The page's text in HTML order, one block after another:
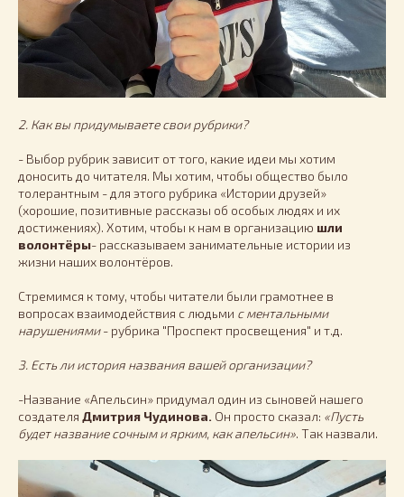
2. Как вы придумываете свои рубрики?
- Выбор рубрик зависит от того, какие идеи мы хотим
доносить до читателя. Мы хотим, чтобы общество было
толерантным - для этого рубрика «Истории друзей»
(хорошие, позитивные рассказы об особых людях и их
достижениях). Хотим, чтобы к нам в организацию шли
волонтёры- рассказываем занимательные истории из
жизни наших волонтёров.
Стремимся к тому, чтобы читатели были грамотнее в
вопросах взаимодействия с людьми с ментальными
нарушениями- рубрика "Проспект просвещения" и т.д.
3. Есть ли история названия вашей организации?
-Название «Апельсин» придумал один из сыновей нашего
создателя Дмитрия Чудинова. Он просто сказал: «Пусть
будет название сочным и ярким, как апельсин». Так назвали.